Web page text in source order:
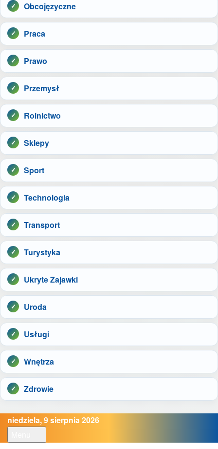
Obcojęzyczne
Praca
Prawo
Przemysł
Rolnictwo
Sklepy
Sport
Technologia
Transport
Turystyka
Ukryte Zajawki
Uroda
Usługi
Wnętrza
Zdrowie
niedziela, 9 sierpnia 2026